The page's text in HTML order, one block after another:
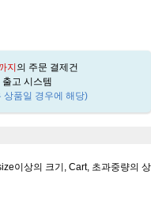
지 의 주문 결제건
출고 시스템
상품일 경우에 해당)
이상의 크기, Cart, 초과중량의